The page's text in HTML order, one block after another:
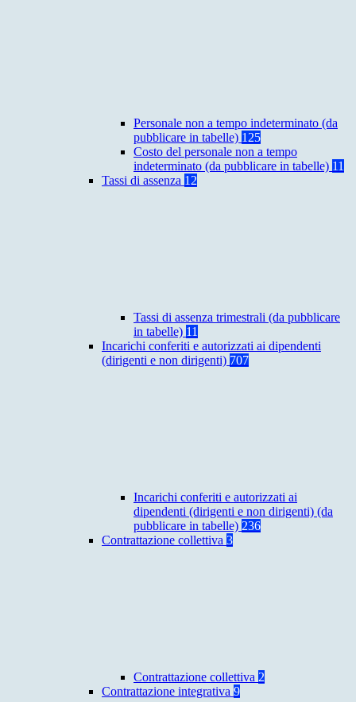
Personale non a tempo indeterminato (da
pubblicare in tabelle) 125
Costo del personale non a tempo
indeterminato (da pubblicare in tabelle) 11
Tassi di assenza 12
Tassi di assenza trimestrali (da pubblicare
in tabelle) 11
Incarichi conferiti e autorizzati ai dipendenti
(dirigenti e non dirigenti) 707
Incarichi conferiti e autorizzati ai
dipendenti (dirigenti e non dirigenti) (da
pubblicare in tabelle) 236
Contrattazione collettiva 3
Contrattazione collettiva 2
Contrattazione integrativa 9